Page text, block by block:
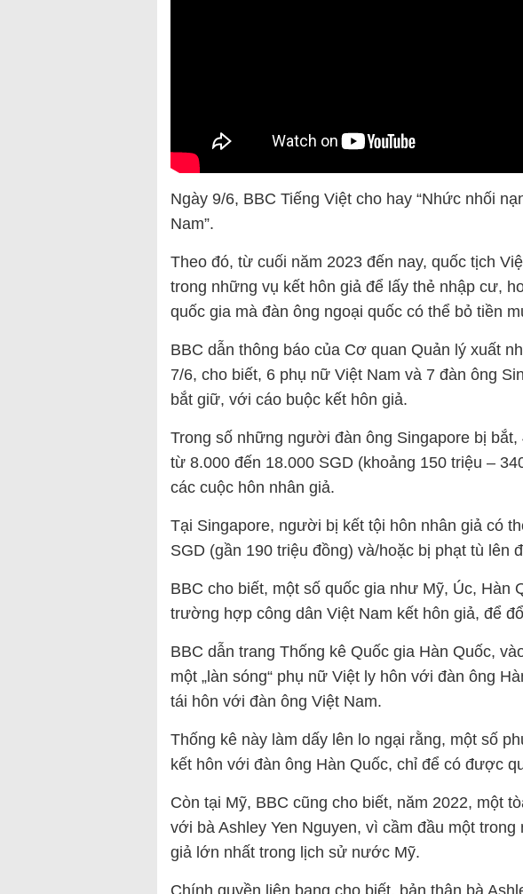
Ngày 9/6, BBC Tiếng Việt cho hay “Nhức nhối
Nam”.
Theo đó, từ cuối năm 2023 đến nay, quốc tịch
trong những vụ kết hôn giả để lấy thẻ nhập cư,
quốc gia mà đàn ông ngoại quốc có thể bỏ tiền
BBC dẫn thông báo của Cơ quan Quản lý xuất
7/6, cho biết, 6 phụ nữ Việt Nam và 7 đàn ông
bắt giữ, với cáo buộc kết hôn giả.
Trong số những người đàn ông Singapore bị
từ 8.000 đến 18.000 SGD (khoảng 150 triệu –
các cuộc hôn nhân giả.
Tại Singapore, người bị kết tội hôn nhân giả có
SGD (gần 190 triệu đồng) và/hoặc bị phạt tù lên
BBC cho biết, một số quốc gia như Mỹ, Úc, Hàn
trường hợp công dân Việt Nam kết hôn giả, để
BBC dẫn trang Thống kê Quốc gia Hàn Quốc,
một „làn sóng“ phụ nữ Việt ly hôn với đàn ông
tái hôn với đàn ông Việt Nam.
Thống kê này làm dấy lên lo ngại rằng, một số
kết hôn với đàn ông Hàn Quốc, chỉ để có được
Còn tại Mỹ, BBC cũng cho biết, năm 2022, một
với bà Ashley Yen Nguyen, vì cầm đầu một
giả lớn nhất trong lịch sử nước Mỹ.